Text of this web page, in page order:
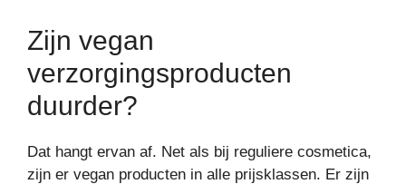
Zijn vegan
verzorgingsproducten
duurder?
Dat hangt ervan af. Net als bij reguliere cosmetica,
zijn er vegan producten in alle prijsklassen. Er zijn